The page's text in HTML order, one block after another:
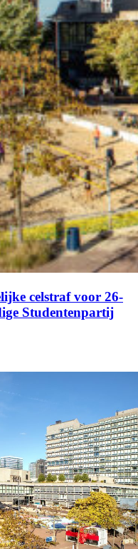
celstraf voor 26-
Studentenpartij